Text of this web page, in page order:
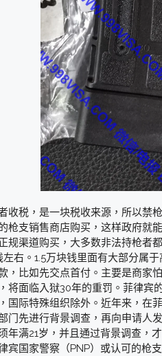
收税，是一块税收来源，所以禁
枪支销售商店购买，这样政府就
规渠道购买，大多数非法持枪者
右。1.5万块钱里面有大部分属
，比如先交点首付。主要是商家
将面临入狱30年的重罚。菲律
国际特殊组织除外。近年来，在
门先进行背景调查，再向申请人
年满21岁，并且通过背景调查，
宾国家警察（PNP）或认可的枪